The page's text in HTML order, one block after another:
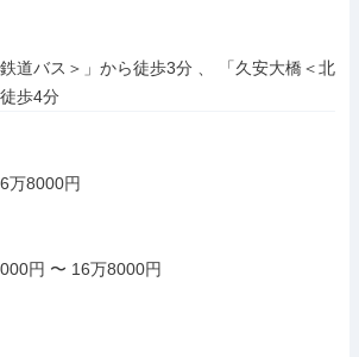
鉄道バス＞」から徒歩3分 、 「久安大橋＜北
歩4分
万8000円
円 〜 16万8000円